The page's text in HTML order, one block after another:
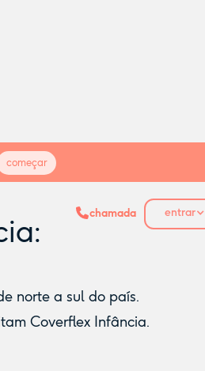
começar
chamada entrar
norte a sul do país.
Coverflex Infância.